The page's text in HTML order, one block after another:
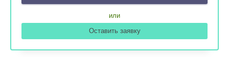
или
Оставить заявку